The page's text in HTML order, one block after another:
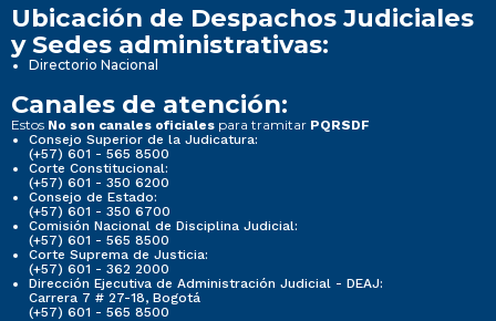
Ubicación de Despachos Judiciales
y Sedes administrativas:
Directorio Nacional
Canales de atención:
Estos No son canales oficiales para tramitar PQRSDF
Consejo Superior de la Judicatura:
(+57) 601 - 565 8500
Corte Constitucional:
(+57) 601 - 350 6200
Consejo de Estado:
(+57) 601 - 350 6700
Comisión Nacional de Disciplina Judicial:
(+57) 601 - 565 8500
Corte Suprema de Justicia:
(+57) 601 - 362 2000
Dirección Ejecutiva de Administración Judicial - DEAJ:
Carrera 7 # 27-18, Bogotá
(+57) 601 - 565 8500